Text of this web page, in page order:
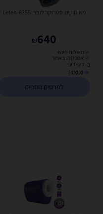
מאונן קינג סטרוקר לגבר. Leten-6355
640
₪
משלוח חינם
אספקה: באתר
ב- דיגי דיגי
0.0
(4)
לפרטים נוספים